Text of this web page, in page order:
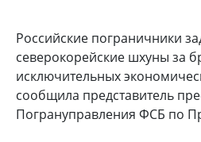
Российские пограничники
северокорейские шхуны за
исключительных
сообщила представитель
Погрануправления ФСБ по